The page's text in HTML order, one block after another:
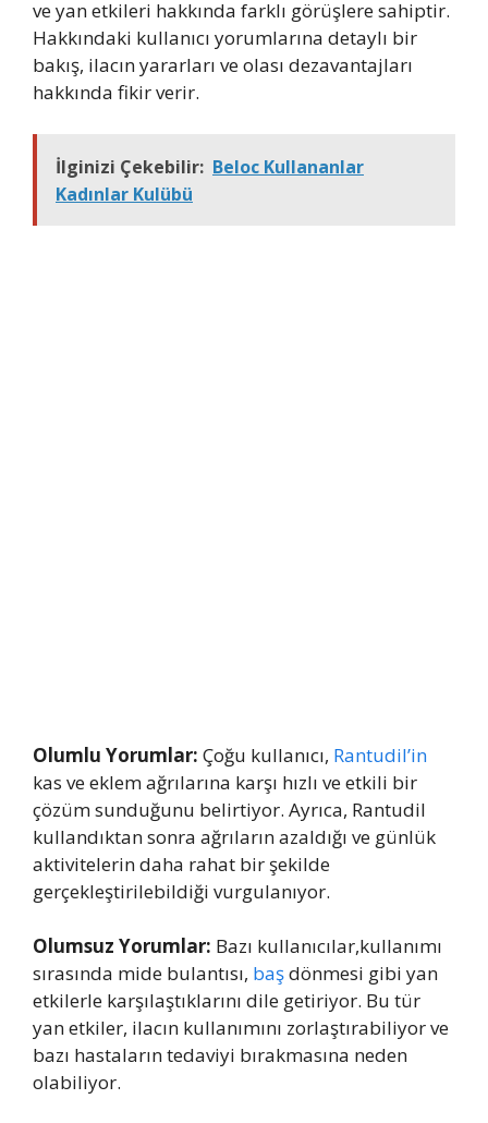
ve yan etkileri hakkında farklı görüşlere sahiptir.
Hakkındaki kullanıcı yorumlarına detaylı bir
bakış, ilacın yararları ve olası dezavantajları
hakkında fikir verir.
İlginizi Çekebilir: Beloc Kullananlar
Kadınlar Kulübü
Olumlu Yorumlar: Çoğu kullanıcı, Rantudil’in
kas ve eklem ağrılarına karşı hızlı ve etkili bir
çözüm sunduğunu belirtiyor. Ayrıca, Rantudil
kullandıktan sonra ağrıların azaldığı ve günlük
aktivitelerin daha rahat bir şekilde
gerçekleştirilebildiği vurgulanıyor.
Olumsuz Yorumlar: Bazı kullanıcılar,kullanımı
sırasında mide bulantısı, başdönmesi gibi yan
etkilerle karşılaştıklarını dile getiriyor. Bu tür
yan etkiler, ilacın kullanımını zorlaştırabiliyor ve
bazı hastaların tedaviyi bırakmasına neden
olabiliyor.